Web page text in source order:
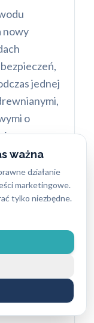
ważna
działanie
marketingowe.
tylko niezbędne.
nowy
jednej
o
dla
24/7
porze.